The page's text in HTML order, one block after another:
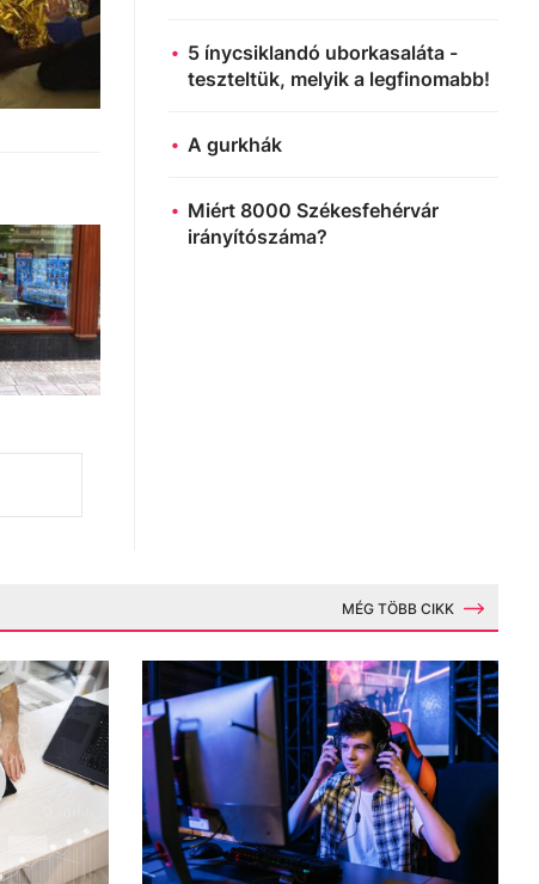
5 ínycsiklandó uborkasaláta -
teszteltük, melyik a legfinomabb!
A gurkhák
Miért 8000 Székesfehérvár
irányítószáma?
MÉG TÖBB CIKK